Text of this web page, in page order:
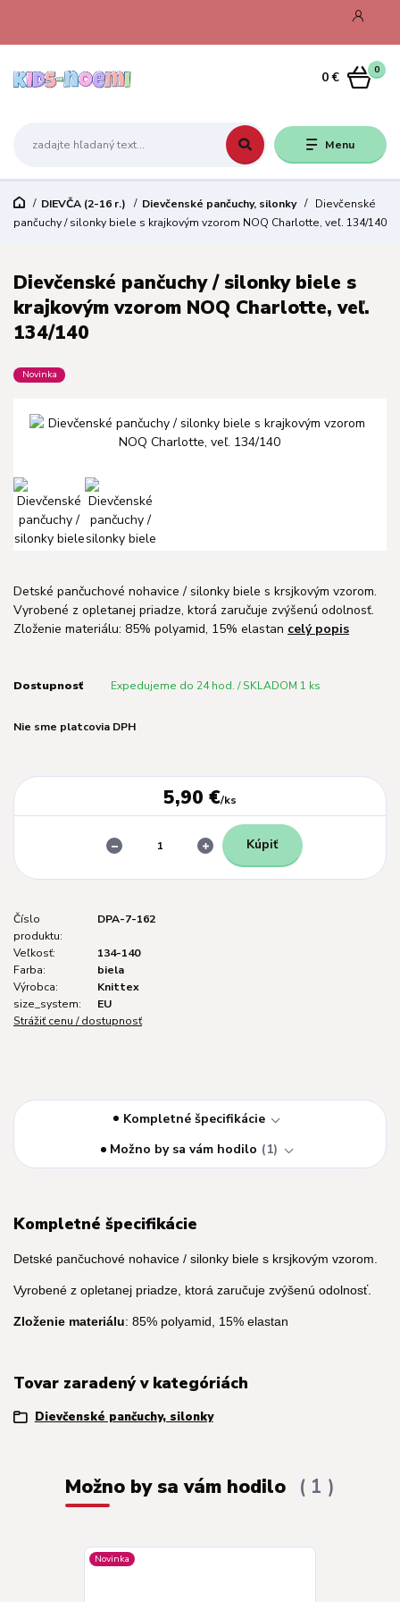
Menu
0
0 €
DIEVČA (2-16 r.) Dievčenské pančuchy, silonky
Dievčenské
pančuchy / silonky biele s krajkovým vzorom NOQ Charlotte, veľ. 134/140
Dievčenské pančuchy / silonky biele s
krajkovým vzorom NOQ Charlotte, veľ.
134/140
Novinka
Detské pančuchové nohavice / silonky biele s krsjkovým vzorom.
Vyrobené z opletanej priadze, ktorá zaručuje zvýšenú odolnosť.
Zloženie materiálu: 85% polyamid, 15% elastan celý popis
Dostupnosť Expedujeme do 24 hod. / SKLADOM 1 ks
Nie sme platcovia DPH
5,90 €/ks
Kúpiť
Číslo
produktu:
DPA-7-162
Veľkosť:
134-140
Farba:
biela
Výrobca:
Knittex
size_system:
EU
Strážiť cenu / dostupnosť
Kompletné špecifikácie
Možno by sa vám hodilo
1
Kompletné špecifikácie
Detské pančuchové nohavice / silonky biele s krsjkovým vzorom.
Vyrobené z opletanej priadze, ktorá zaručuje zvýšenú odolnosť.
Zloženie materiálu: 85% polyamid, 15% elastan
Tovar zaradený v kategóriách
Dievčenské pančuchy, silonky
Možno by sa vám hodilo 1
Novinka